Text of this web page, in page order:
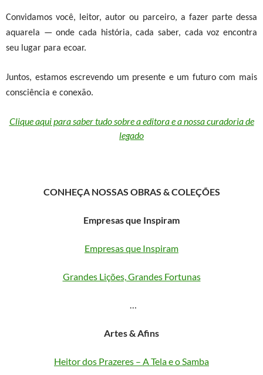
Convidamos você, leitor, autor ou parceiro, a fazer parte dessa
aquarela — onde cada história, cada saber, cada voz encontra
seu lugar para ecoar.
Juntos, estamos escrevendo um presente e um futuro com mais
consciência e conexão.
Clique aqui para saber tudo sobre a editora e a nossa curadoria de
legado
CONHEÇA NOSSAS OBRAS & COLEÇÕES
Empresas que Inspiram
Empresas que Inspiram
Grandes Lições, Grandes Fortunas
Artes & Afins
Heitor dos Prazeres – A Tela e o Samba